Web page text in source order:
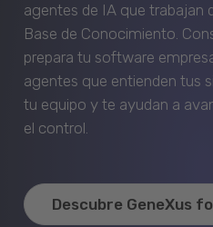
agentes de IA que trabajan
Base de Conocimiento.
prepara tu software
agentes que entienden tus
tu equipo y te ayudan a
el control.
Descubre GeneXus